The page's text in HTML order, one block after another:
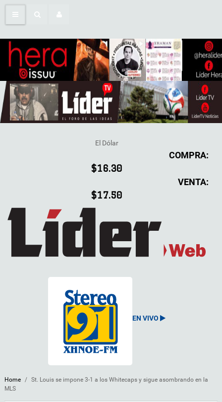
El Dólar
COMPRA:
$16.30
VENTA:
$17.50
EN VIVO
Home / St. Louis se impone 3-1 a los Whitecaps y sigue asombrando en la
MLS